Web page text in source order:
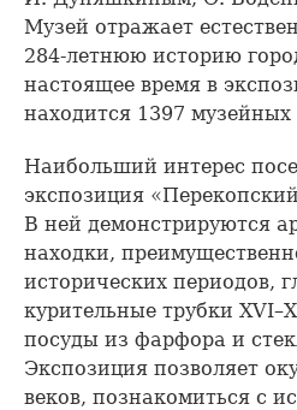
Музей отражает
284-летнюю историю
настоящее время в
находится 1397 музейных
Наибольший интерес
экспозиция
В ней демонстрируются
находки,
исторических периодов,
курительные трубки
посуды из фарфора и
Экспозиция позволяет
веков, познакомиться с